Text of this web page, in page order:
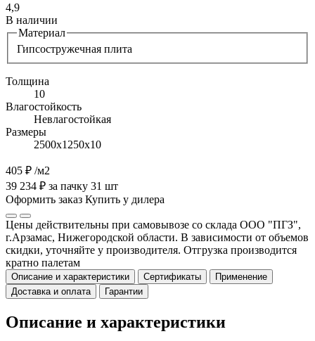
4,9
В наличии
Материал
Гипсостружечная плита
Толщина
10
Влагостойкость
Невлагостойкая
Размеры
2500х1250х10
405 ₽ /м2
39 234 ₽ за пачку 31 шт
Оформить заказ Купить у дилера
Цены действительны при самовывозе со склада ООО "ПГЗ",
г.Арзамас, Нижегородской области. В зависимости от объемов
скидки, уточняйте у производителя. Отгрузка производится
кратно палетам
Описание и характеристики Сертификаты
Применение
Доставка и оплата
Гарантии
Описание и характеристики